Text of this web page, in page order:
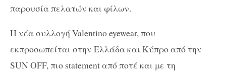
παρουσία πελατών και φίλων.
Η νέα συλλογή Valentino eyewear, που
εκπροσωπείται στην Ελλάδα και Κύπρο από την
SUN OFF, πιο statement από ποτέ και με τη